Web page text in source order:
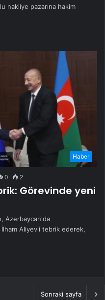
nakliye pazarına hakim
Haber
0 2
Görevinde yeni
Azerbaycan'da
İlham Aliyev'i tebrik ederek,
Sonraki sayfa